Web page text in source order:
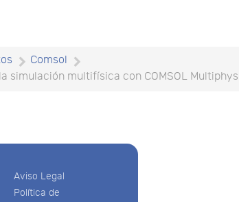
Comsol
simulación multifísica con COMSOL
Aviso Legal
Política de